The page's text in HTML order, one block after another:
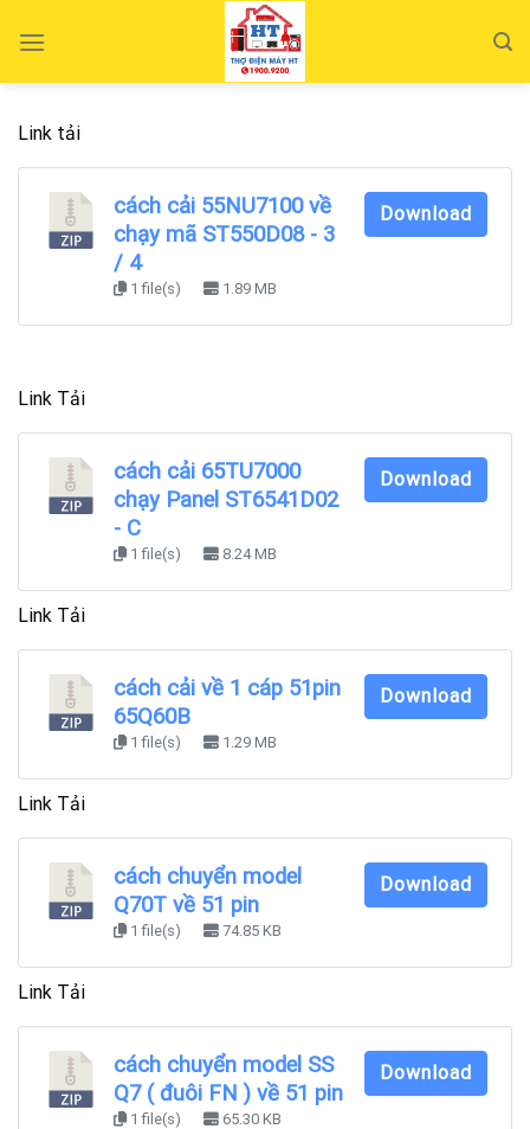
Link tải
cách cải 55NU7100 về
chạy mã ST550D08 - 3
/ 4
1 file(s) 1.89 MB
Download
Link Tải
cách cải 65TU7000
chạy Panel ST6541D02
- C
1 file(s) 8.24 MB
Download
Link Tải
cách cải về 1 cáp 51pin
65Q60B
1 file(s) 1.29 MB
Download
Link Tải
cách chuyển model
Q70T về 51 pin
1 file(s) 74.85 KB
Download
Link Tải
cách chuyển model SS
Q7 ( đuôi FN ) về 51 pin
1 file(s) 65.30 KB
Download